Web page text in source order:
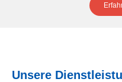
Unsere